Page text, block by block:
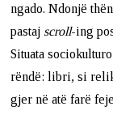
ngado. Ndonjë
pastaj scroll-ing
Situata
rëndë: libri, si
gjer në atë farë